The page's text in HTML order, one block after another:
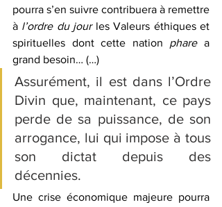
pourra s’en suivre contribuera à remettre
à l’ordre du jour les Valeurs éthiques et
spirituelles dont cette nation phare a
grand besoin… (…)
Assurément, il est dans l’Ordre
Divin que, maintenant, ce pays
perde de sa puissance, de son
arrogance, lui qui impose à tous
son dictat depuis des
décennies.
Une crise économique majeure pourra